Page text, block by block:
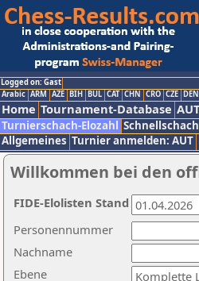
Logged on: Gast
Arabic ARM AZE BIH BUL CAT CHN CRO CZE DEN
Home Tournament-Database
Turnierschach-Elozahl
Allgemeines Turnier anmelden: AUT
Willkommen bei den
Nachname
Ebene
Personennummer
FIDE-Elolisten Stand